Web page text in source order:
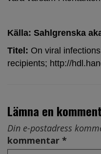
Källa: Sahlgrenska
Titel: On viral
recipients; http://
Lämna en
Din e-postadress
kommentar *